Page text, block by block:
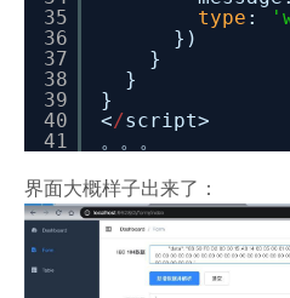
35
36
37
38
39
40
41
type :
})
}
}
}
</script>
。。。
界面大概样子出来了：